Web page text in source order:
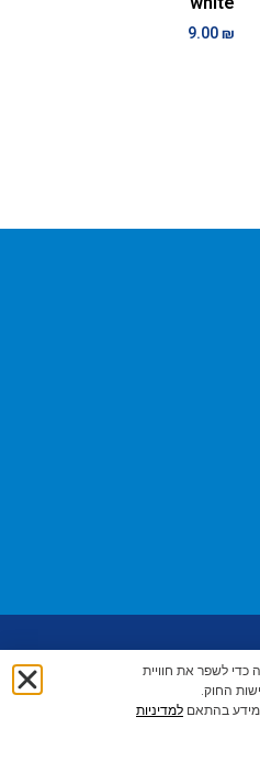
9.00₪
כדי לשפר את חוויית
החוק.
בהתאם למדיניות